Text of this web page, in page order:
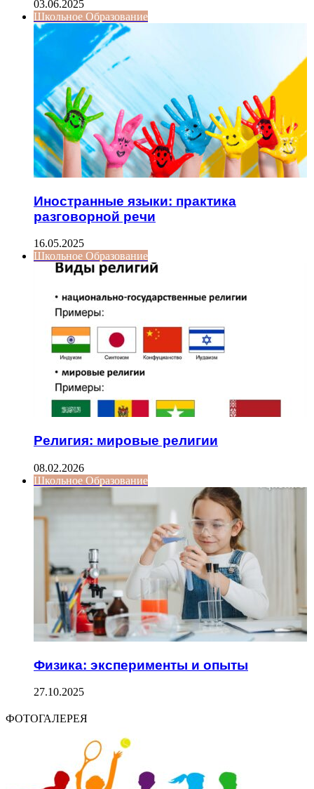
03.06.2025
Школьное Образование
Иностранные языки: практика
разговорной речи
16.05.2025
Школьное Образование
Религия: мировые религии
08.02.2026
Школьное Образование
Физика: эксперименты и опыты
27.10.2025
ФОТОГАЛЕРЕЯ